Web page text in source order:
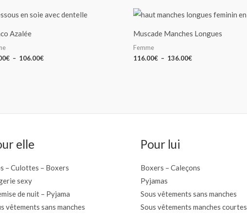
Azalée
€ – 106.00€
de
Muscade Manches Longues
Femme
116.00€ – 136.00€
de
116.00€
elle
– Culottes – Boxers
sexy
de nuit – Pyjama
vêtements sans manches
Pour lui
Boxers – Caleçons
Pyjamas
Sous vêtements sans manches
Sous vêtements manches courtes